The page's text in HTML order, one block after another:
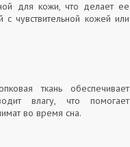
для кожи, что делает ее
чувствительной кожей или
ткань обеспечивает
влагу, что помогает
во время сна.